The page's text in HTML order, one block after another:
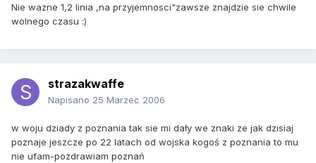
Nie wazne 1,2 linia ,na przyjemnosci"zawsze znajdzie sie chwile
wolnego czasu :)
strazakwaffe
Napisano 25 Marzec 2006
w woju dziady z poznania tak sie mi dały we znaki ze jak dzisiaj
poznaje jeszcze po 22 latach od wojska kogoś z poznania to mu
nie ufam-pozdrawiam poznań